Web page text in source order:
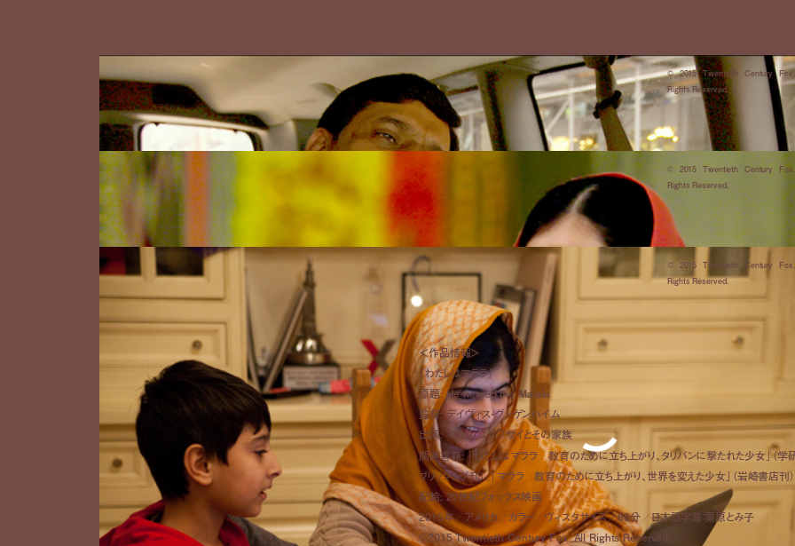
© 2015 Twentieth Century
Rights Reserved.
© 2015 Twentieth Century
Rights Reserved.
© 2015 Twentieth Century
Rights Reserved.
＜作品情報＞
『わたしはマララ』
原題: He named me Malala
監督: デイヴィス・グッゲンハイム
出演: マララ・ユスフザイとその家族
関連書籍: 「わたしはマララ 教育のために立ち上がり、タリバンに撃たれた少女」（学
ブリッシング刊）、「マララ 教育のために立ち上がり、世界を変えた少女」（岩崎書店刊）
配給: 20世紀フォックス映画
2015年／アメリカ／カラー／ヴィスタサイズ／88分／日本語字幕：栗原とみ子
©2015 Twentieth Century Fox. All Rights Reserved.